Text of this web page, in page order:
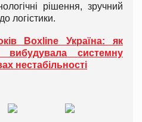
рішення, зручний
логістики.
Boxline Україна: як
вибудувала системну
нестабільності